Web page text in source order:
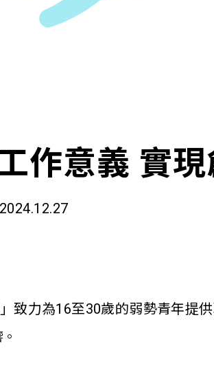
作意義 實
2024.12.27
致力為16至30歲的弱勢青年提